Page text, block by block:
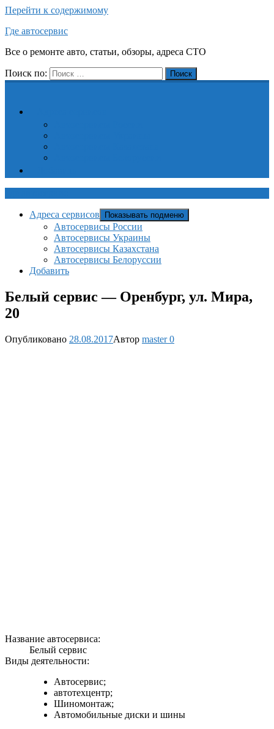
Перейти к содержимому
Где автосервис
Все о ремонте авто, статьи, обзоры, адреса СТО
Поиск по: Поиск
Адреса сервисов Показывать подменю
Автосервисы России
Автосервисы Украины
Автосервисы Казахстана
Автосервисы Белоруссии
Добавить
Белый сервис — Оренбург, ул. Мира,
20
Опубликовано 28.08.2017Автор master0
Название автосервиса:
Белый сервис
Виды деятельности:
Автосервис;
автотехцентр;
Шиномонтаж;
Автомобильные диски и шины